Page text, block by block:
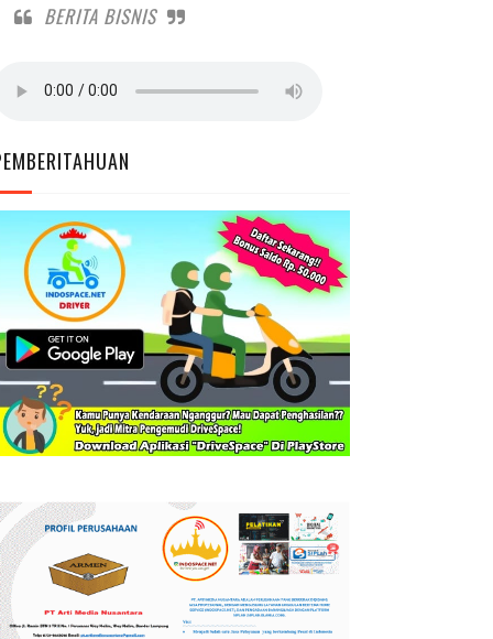
BERITA BISNIS